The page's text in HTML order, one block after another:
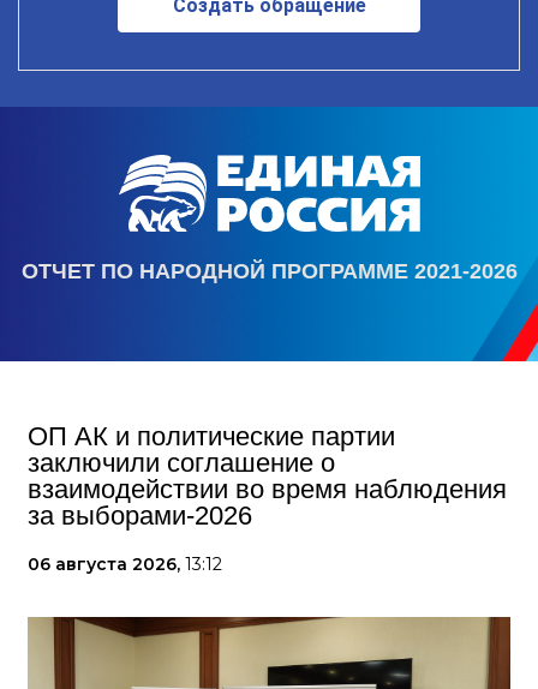
Создать обращение
ОТЧЕТ ПО НАРОДНОЙ ПРОГРАММЕ 2021-2026
ОП АК и политические партии
заключили соглашение о
взаимодействии во время наблюдения
за выборами-2026
06 августа 2026, 13:12